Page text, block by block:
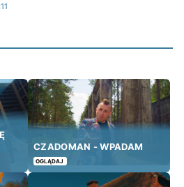
CZADOMAN - WPADAM
OGLĄDAJ